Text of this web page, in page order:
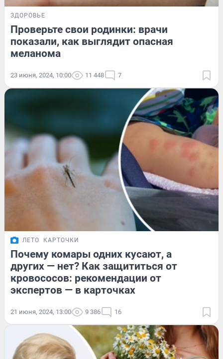
ЗДОРОВЬЕ
Проверьте свои родинки: врачи
показали, как выглядит опасная
меланома
23 июня, 2024, 10:00 11 448 7
ЛЕТО КАРТОЧКИ
Почему комары одних кусают, а
других — нет? Как защититься от
кровососов: рекомендации от
экспертов — в карточках
21 июня, 2024, 13:00 9 386 16